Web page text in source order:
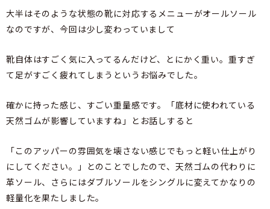
大半はそのような状態の靴に対応するメニューがオールソール
なのですが、今回は少し変わっていまして
靴自体はすごく気に入ってるんだけど、とにかく重い。重すぎ
て足がすごく疲れてしまうというお悩みでした。
確かに持った感じ、すごい重量感です。「底材に使われている
天然ゴムが影響していますね」とお話しすると
「このアッパーの雰囲気を壊さない感じでもっと軽い仕上がり
にしてください。」とのことでしたので、天然ゴムの代わりに
革ソール、さらにはダブルソールをシングルに変えてかなりの
軽量化を果たしました。